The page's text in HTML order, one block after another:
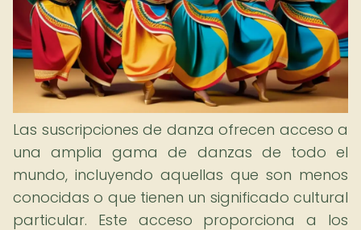
Las suscripciones de danza ofrecen acceso a
una amplia gama de danzas de todo el
mundo, incluyendo aquellas que son menos
conocidas o que tienen un significado cultural
particular. Este acceso proporciona a los